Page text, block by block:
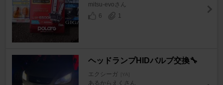
mitsu-evoさん
6
1
ヘッドランプHIDバルブ交換🔧
エクシーガ [YA]
あるからえくさん